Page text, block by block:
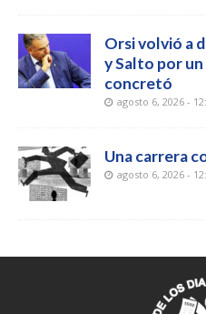
Orsi volvió a
y Salto por
concretó
agosto 6, 2026 -
Una carrera
agosto 6, 2026 -